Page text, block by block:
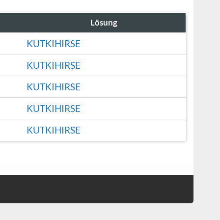
Lösung
KUTKIHIRSE
KUTKIHIRSE
KUTKIHIRSE
KUTKIHIRSE
KUTKIHIRSE